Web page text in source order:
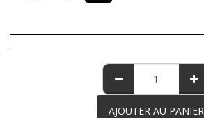
AJOUTER AU PANIER